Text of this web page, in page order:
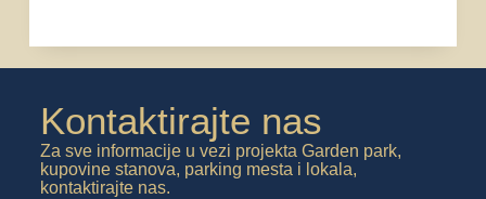
Kontaktirajte nas
Za sve informacije u vezi projekta Garden park,
kupovine stanova, parking mesta i lokala,
kontaktirajte nas.